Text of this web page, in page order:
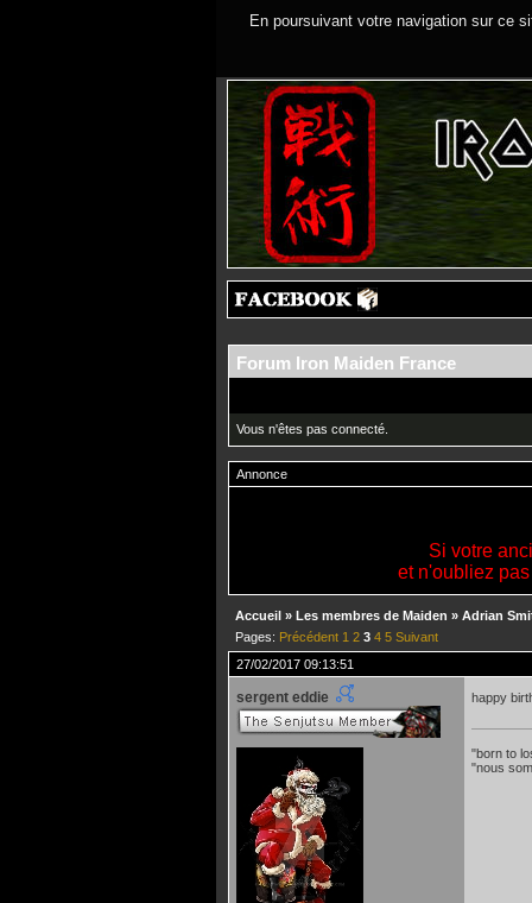
En poursuivant votre navigation sur ce
Forum Iron Maiden France
Vous n'êtes pas connecté.
Annonce
Si votre
et n'oubliez
Accueil » Les membres de Maiden » Adrian
Pages: Précédent 1 2 3 4 5 Suivant
27/02/2017 09:13:51
sergent eddie happy
"born to
"nous